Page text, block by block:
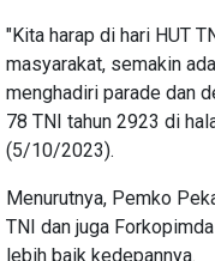
"Kita harap di hari HUT
masyarakat, semakin
menghadiri parade dan
78 TNI tahun 2923 di
(5/10/2023).
Menurutnya, Pemko
TNI dan juga
lebih baik kedepannya.